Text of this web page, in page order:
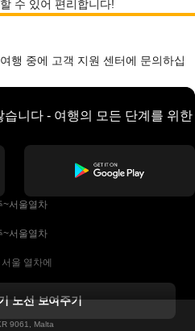
수 있어 편리합니다!
행 중에 고객 지원 센터에 문의하십
니다 - 여행의 모든 단계를 위한
~서울열차
~서울열차
울 열차에
골웨이 열차
노선 보여주기
9061, Malta